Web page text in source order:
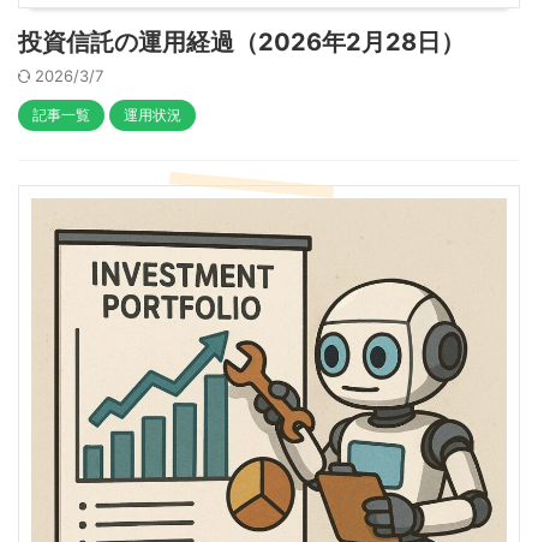
投資信託の運用経過（2026年2月28日）
2026/3/7
記事一覧 運用状況